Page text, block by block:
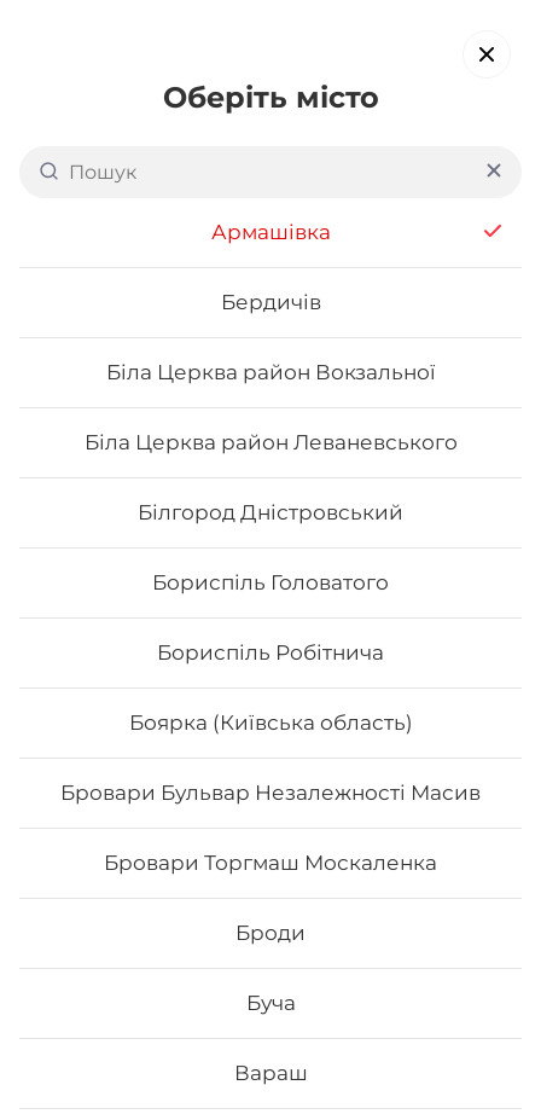
Оберіть місто
Армашівка
Бердичів
Біла Церква район Вокзальної
Біла Церква район Леваневського
Білгород Дністровський
Бориспіль Головатого
Бориспіль Робітнича
Боярка (Київська область)
Бровари Бульвар Незалежності Масив
Бровари Торгмаш Москаленка
Броди
Буча
Вараш
Доставка суші в
Богунський р-н
Каліфорнія
Каліфорнія з лососем
Вага: 255 г Склад: норі, рис, тобіко, лосось, ср